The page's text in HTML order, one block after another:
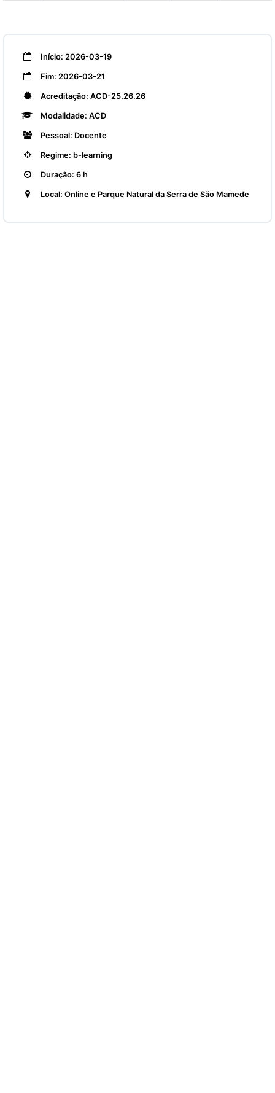
Início: 2026-03-19
Fim: 2026-03-21
Acreditação: ACD-25.26.26
Modalidade: ACD
Pessoal: Docente
Regime: b-learning
Duração: 6 h
Local: Online e Parque Natural da Serra de São Mamede